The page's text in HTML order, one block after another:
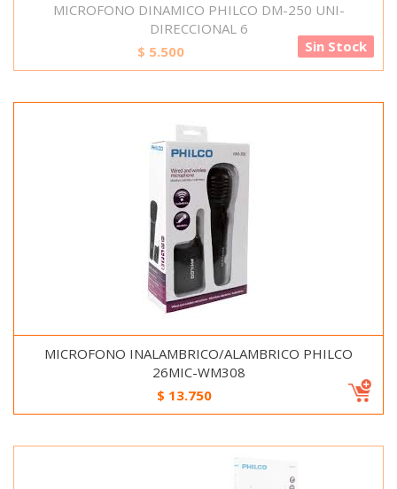
MICROFONO DINAMICO PHILCO DM-250 UNI-
DIRECCIONAL 6
$ 5.500 Sin Stock
MICROFONO INALAMBRICO/ALAMBRICO PHILCO
26MIC-WM308
$ 13.750